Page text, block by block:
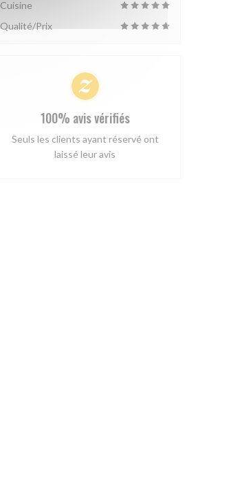
Cuisine
Qualité/Prix
100% avis vérifiés
Seuls les clients ayant réservé ont
laissé leur avis